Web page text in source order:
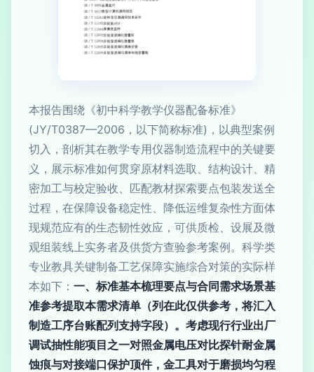
本报告围绕《初中科学教学仪器配备标准》
(JY/T0387—2006，以下简称标准)，以典型案例
切入，剖析其在教学专用仪器制造流程中的关键要
义，展示标准如何贯穿原材料选取、结构设计、精
密加工与校定验收、匹配教材探索要点包装发送全
过程，在保障设备稳定性、降低运维复杂性方面体
现规范应有的生态韧性效应，可供质检、设展及微
观组装线上实务者及供货方查验参考案例。科学类
专业教具关键制备工艺保障实施综合对策的实际样
本如下： 一、标准基本梳理要点与合同需求场景基
准参考提取本需求清单（列在此仅供参考，将汇入
制造工序台账配列支持字段）。考虑现行行业出厂
调试抽性能项目之一对照金属电压对比探针耐金属
蚀痕与对接端口保护顶件，金工具对于磨损均匀程